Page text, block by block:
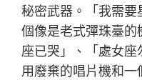
秘密武器。「我需
個像是老式彈珠臺
座已哭」、「處女
用廢棄的唱片機和